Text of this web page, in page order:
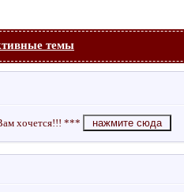
темы
хочется!!! ***